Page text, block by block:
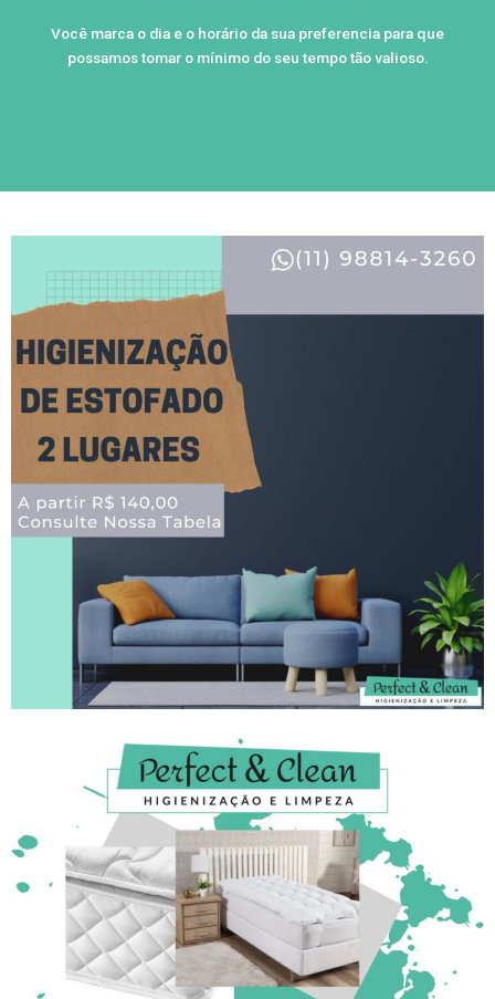
Você marca o dia e o horário da sua preferencia para que
possamos tomar o mínimo do seu tempo tão valioso.